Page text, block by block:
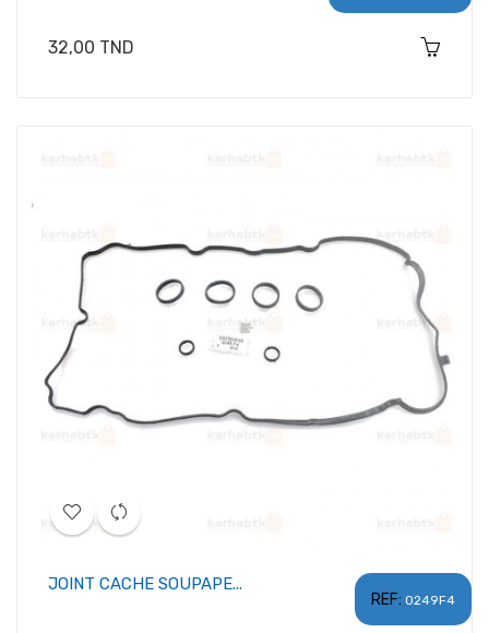
Prix
32,00 TND
REF: 0249F4
JOINT CACHE SOUPAPE...